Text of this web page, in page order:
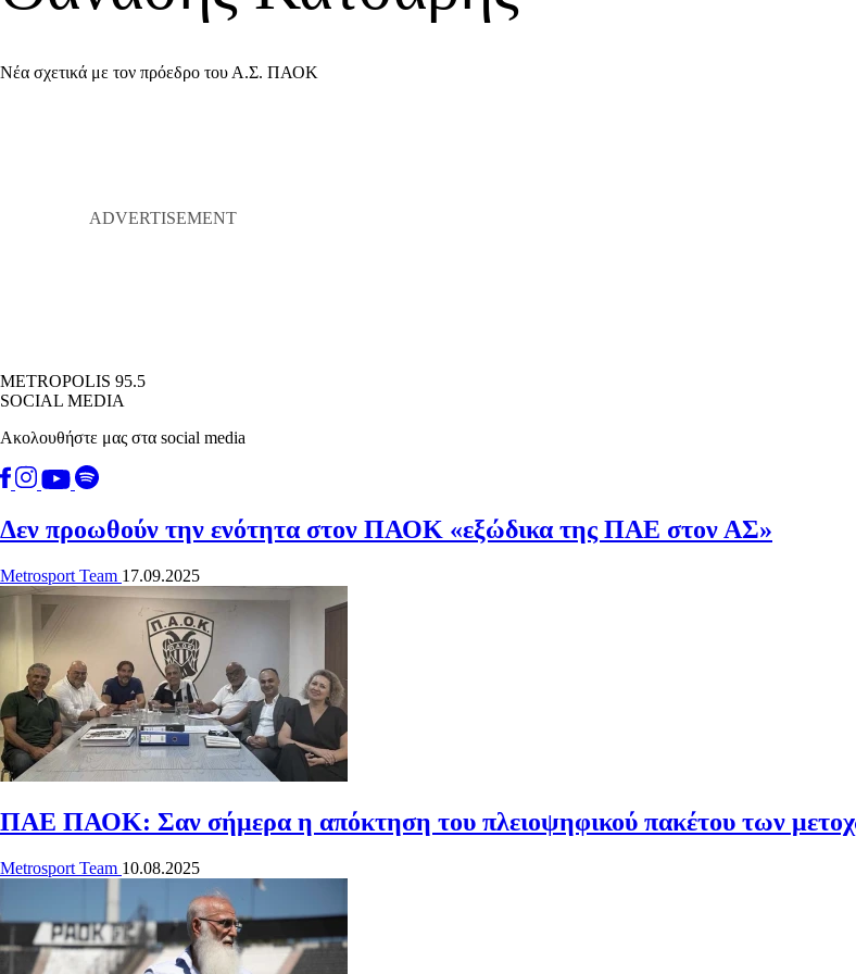
Νέα σχετικά με τον πρόεδρο του Α.Σ. ΠΑΟΚ
METROPOLIS 95.5
SOCIAL MEDIA
Ακολουθήστε μας στα social media
Δεν προωθούν την ενότητα στον ΠΑΟΚ «εξώδικα της ΠΑΕ στον ΑΣ»
Metrosport Team 17.09.2025
ΠΑΕ ΠΑΟΚ: Σαν σήμερα η απόκτηση του πλειοψηφικού πακέτου των
Metrosport Team 10.08.2025